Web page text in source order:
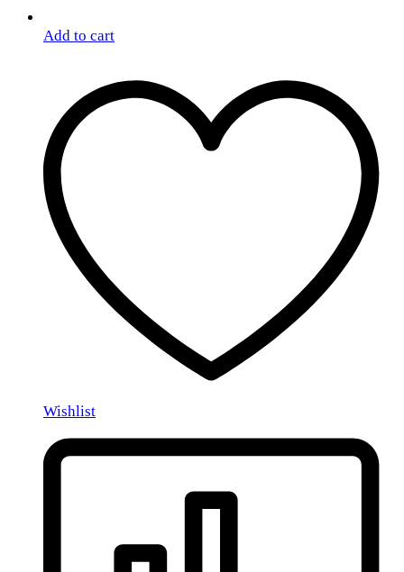
Add to cart
Wishlist